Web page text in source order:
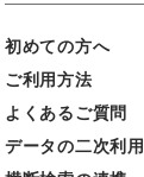
初めての方へ
ご利用方法
よくあるご質問
データの二次利用